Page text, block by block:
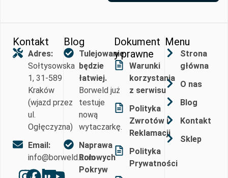
Kontakt
Adres:
Sołtysowska
1, 31-589
Kraków
(wjazd przez
ul.
Ogłęczyzna)
Email:
info@borweld.com
Blog
Tulejowanie
będzie
łatwiej.
Borweld już
testuje
nową
wytaczarkę.
Naprawa
Rolowych
Pokryw
Dokument
y prawne
Warunki
korzystania
z serwisu
Polityka
Zwrotów i
Reklamacji
Polityka
Prywatności
Menu
Strona
główna
O nas
Blog
Kontakt
Sklep